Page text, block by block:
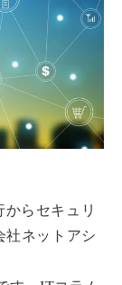
らセキュリ
社ネットアシ